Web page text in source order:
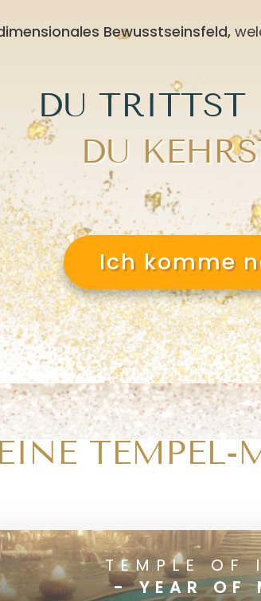
Bewusstseinsfeld,
DU
DU
Ich komme
TEMPEL-
TEMPLE OF
- YEAR OF